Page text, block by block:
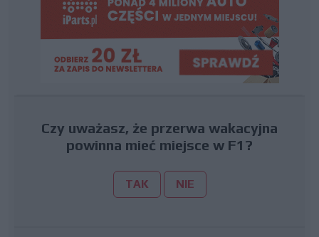
Czy uważasz, że przerwa wakacyjna
powinna mieć miejsce w F1?
TAK NIE